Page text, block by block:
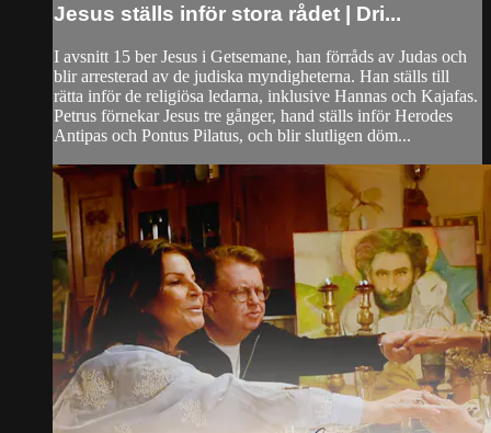
Jesus ställs inför stora rådet | Dri...
I avsnitt 15 ber Jesus i Getsemane, han förråds av Judas och
blir arresterad av de judiska myndigheterna. Han ställs till
rätta inför de religiösa ledarna, inklusive Hannas och Kajafas.
Petrus förnekar Jesus tre gånger, hand ställs inför Herodes
Antipas och Pontus Pilatus, och blir slutligen döm...